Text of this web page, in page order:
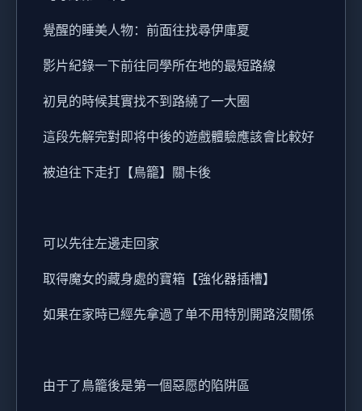
覺醒的睡美人物：前面往找尋伊庫夏
影片紀錄一下前往同學所在地的最短路線
初見的時候其實找不到路繞了一大圈
這段先解完對即将中後的遊戲體驗應該會比較好
被迫往下走打【鳥籠】關卡後
可以先往左邊走回家
取得魔女的藏身處的寶箱【強化器插槽】
如果在家時已經先拿過了单不用特別開路沒關係
由于了鳥籠後是第一個惡愿的陷阱區